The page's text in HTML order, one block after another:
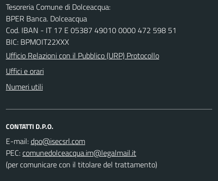
Tesoreria Comune di Dolceacqua:
BPER Banca. Dolceacqua
Cod. IBAN - IT 17 E 05387 49010 0000 472 598 51
BIC: BPMOIT22XXX
Ufficio Relazioni con il Pubblico (URP) Protocollo
Uffici e orari
Numeri utili
CONTATTI D.P.O.
E-mail:
PEC:
(per comunicare con il titolare del trattamento)